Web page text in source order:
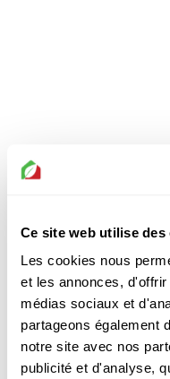
Ce site web utilise des
Les cookies nous
et les annonces,
médias sociaux et
partageons également
notre site avec nos
publicité et d'analyse,